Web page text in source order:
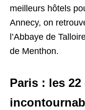
meilleurs hôtels
Annecy, on
l’Abbaye de
de Menthon.
Paris : les